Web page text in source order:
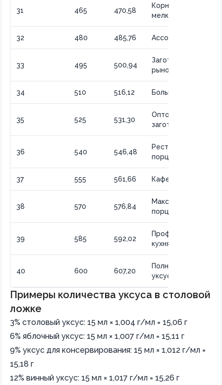
31 465 470,58
Корнишоны
мелкие
32 480 485,76 Ассорти де-люкс
33 495 500,94
Заготовки на
рынок
34 510 516,12 Большой объем
35 525 531,30
Оптовые
заготовки
36 540 546,48
Ресторанные
порции
37 555 561,66 Кафе и столовые
38 570 576,84
Максимальная
порция
39 585 592,02
Профессиональная
кухня
40 600 607,20
Полный стакан
уксуса
Примеры количества уксуса в столовой
ложке
3% столовый уксус: 15 мл × 1,004 г/мл = 15,06 г
6% яблочный уксус: 15 мл × 1,007 г/мл = 15,11 г
9% уксус для консервирования: 15 мл × 1,012 г/мл =
15,18 г
12% винный уксус: 15 мл × 1,017 г/мл = 15,26 г